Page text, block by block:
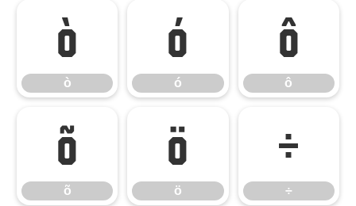
ò
ò
ó
ó
ô
ô
õ
õ
ö
ö
÷
÷